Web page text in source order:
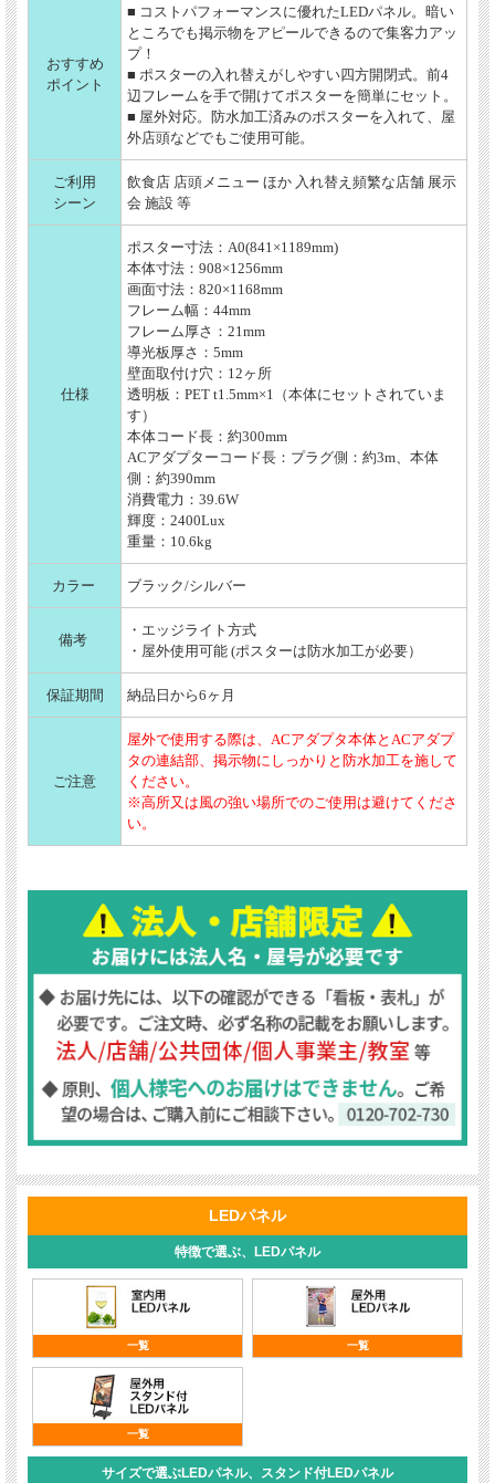
おすすめ
ポイント
■ コストパフォーマンスに優れたLEDパネル。暗い
ところでも掲示物をアピールできるので集客力アッ
プ！
■ ポスターの入れ替えがしやすい四方開閉式。前4
辺フレームを手で開けてポスターを簡単にセット。
■ 屋外対応。防水加工済みのポスターを入れて、屋
外店頭などでもご使用可能。
ご利用
シーン
飲食店 店頭メニュー ほか 入れ替え頻繁な店舗 展示
会 施設 等
仕様
ポスター寸法：A0(841×1189mm)
本体寸法：908×1256mm
画面寸法：820×1168mm
フレーム幅：44mm
フレーム厚さ：21mm
導光板厚さ：5mm
壁面取付け穴：12ヶ所
透明板：PET t1.5mm×1（本体にセットされていま
す）
本体コード長：約300mm
ACアダプターコード長：プラグ側：約3m、本体
側：約390mm
消費電力：39.6W
輝度：2400Lux
重量：10.6kg
カラー ブラック/シルバー
備考
・エッジライト方式
・屋外使用可能 (ポスターは防水加工が必要）
保証期間 納品日から6ヶ月
ご注意
屋外で使用する際は、ACアダプタ本体とACアダプ
タの連結部、掲示物にしっかりと防水加工を施して
ください。
※高所又は風の強い場所でのご使用は避けてくださ
い。